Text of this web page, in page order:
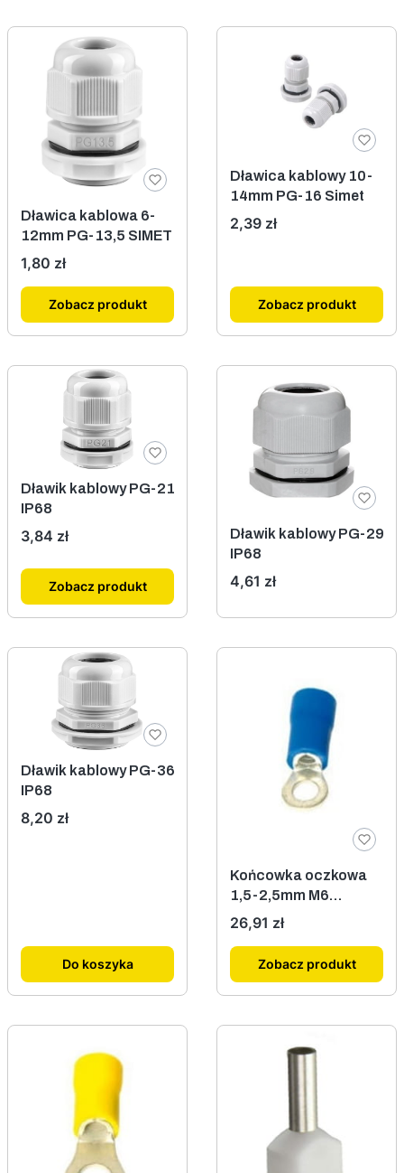
Dławica kablowa 6-
12mm PG-13,5 SIMET
Cena
1,80 zł
Zobacz produkt
Dławica kablowy 10-
14mm PG-16 Simet
Cena
2,39 zł
Zobacz produkt
Dławik kablowy PG-21
IP68
Cena
3,84 zł
Zobacz produkt
Dławik kablowy PG-29
IP68
Cena
4,61 zł
Dławik kablowy PG-36
IP68
Cena
8,20 zł
Do koszyka
Końcowka oczkowa
1,5-2,5mm M6
izolowana niebieska
100szt.
Cena
26,91 zł
Zobacz produkt